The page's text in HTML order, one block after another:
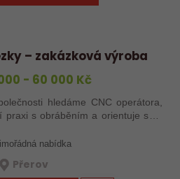
– zakázková výroba
- 60 000 Kč
hledáme CNC operátora,
s obráběním a orientuje se v
Nemusíte mít za sebou roky
nabídka
Přerov